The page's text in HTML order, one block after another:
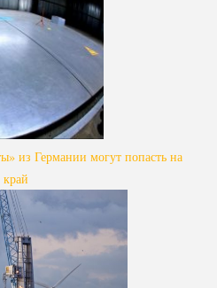
из Германии могут попасть на